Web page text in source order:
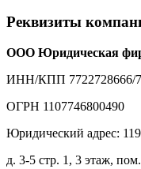
Реквизиты
ООО Юридическая
ИНН/КПП 7722728666/
ОГРН 1107746800490
Юридический адрес:
д. 3-5 стр. 1, 3 этаж,